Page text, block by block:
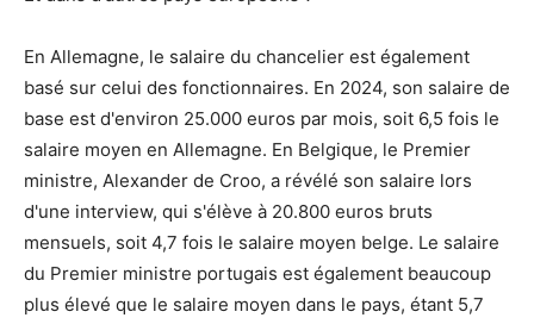
En Allemagne, le salaire du chancelier est également
basé sur celui des fonctionnaires. En 2024, son salaire de
base est d'environ 25.000 euros par mois, soit 6,5 fois le
salaire moyen en Allemagne. En Belgique, le Premier
ministre, Alexander de Croo, a révélé son salaire lors
d'une interview, qui s'élève à 20.800 euros bruts
mensuels, soit 4,7 fois le salaire moyen belge. Le salaire
du Premier ministre portugais est également beaucoup
plus élevé que le salaire moyen dans le pays, étant 5,7